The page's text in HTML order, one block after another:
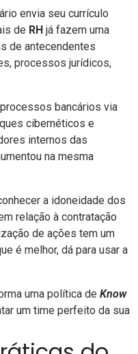
envia seu currículo
de RH já fazem uma
de antecendentes
processos jurídicos,
bancários via
cibernéticos e
internos das
na mesma
a idoneidade dos
relação à contratação
de ações tem um
é melhor, dá para usar a
uma política de Know
um time perfeito da sua